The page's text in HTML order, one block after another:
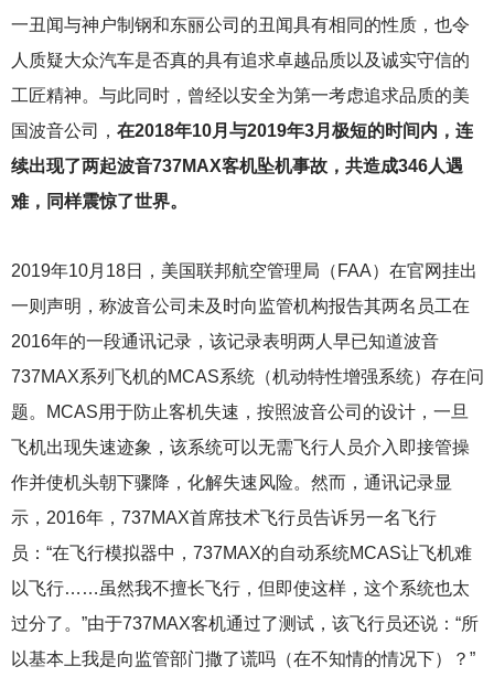
一丑闻与神户制钢和东丽公司的丑闻具有相同的性质，也令
人质疑大众汽车是否真的具有追求卓越品质以及诚实守信的
工匠精神。与此同时，曾经以安全为第一考虑追求品质的美
国波音公司， 在2018年10月与2019年3月极短的时间内，连
续出现了两起波音737MAX客机坠机事故，共造成346人遇
难，同样震惊了世界。
2019年10月18日，美国联邦航空管理局（FAA）在官网挂出
一则声明，称波音公司未及时向监管机构报告其两名员工在
2016年的一段通讯记录，该记录表明两人早已知道波音
737MAX系列飞机的MCAS系统（机动特性增强系统）存在问
题。MCAS用于防止客机失速，按照波音公司的设计，一旦
飞机出现失速迹象，该系统可以无需飞行人员介入即接管操
作并使机头朝下骤降，化解失速风险。然而，通讯记录显
示，2016年，737MAX首席技术飞行员告诉另一名飞行
员：“在飞行模拟器中，737MAX的自动系统MCAS让飞机难
以飞行……虽然我不擅长飞行，但即使这样，这个系统也太
过分了。”由于737MAX客机通过了测试，该飞行员还说：“所
以基本上我是向监管部门撒了谎吗（在不知情的情况下）？”